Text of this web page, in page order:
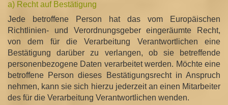
a) Recht auf Bestätigung
Jede betroffene Person hat das vom Europäischen
Richtlinien- und Verordnungsgeber eingeräumte Recht,
von dem für die Verarbeitung Verantwortlichen eine
Bestätigung darüber zu verlangen, ob sie betreffende
personenbezogene Daten verarbeitet werden. Möchte eine
betroffene Person dieses Bestätigungsrecht in Anspruch
nehmen, kann sie sich hierzu jederzeit an einen Mitarbeiter
des für die Verarbeitung Verantwortlichen wenden.